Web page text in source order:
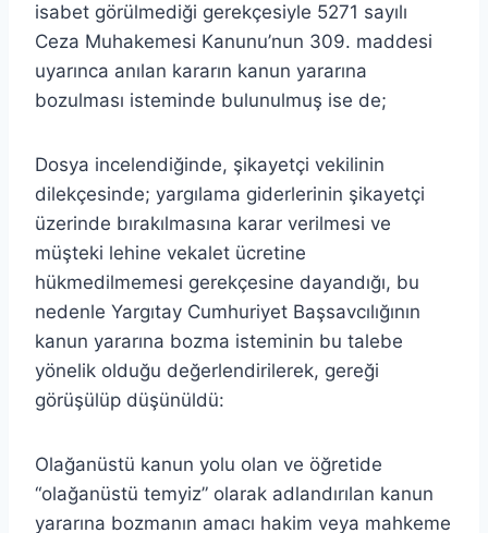
isabet görülmediği gerekçesiyle 5271 sayılı
Ceza Muhakemesi Kanunu’nun 309. maddesi
uyarınca anılan kararın kanun yararına
bozulması isteminde bulunulmuş ise de;
Dosya incelendiğinde, şikayetçi vekilinin
dilekçesinde; yargılama giderlerinin şikayetçi
üzerinde bırakılmasına karar verilmesi ve
müşteki lehine vekalet ücretine
hükmedilmemesi gerekçesine dayandığı, bu
nedenle Yargıtay Cumhuriyet Başsavcılığının
kanun yararına bozma isteminin bu talebe
yönelik olduğu değerlendirilerek, gereği
görüşülüp düşünüldü:
Olağanüstü kanun yolu olan ve öğretide
“olağanüstü temyiz” olarak adlandırılan kanun
yararına bozmanın amacı hakim veya mahkeme